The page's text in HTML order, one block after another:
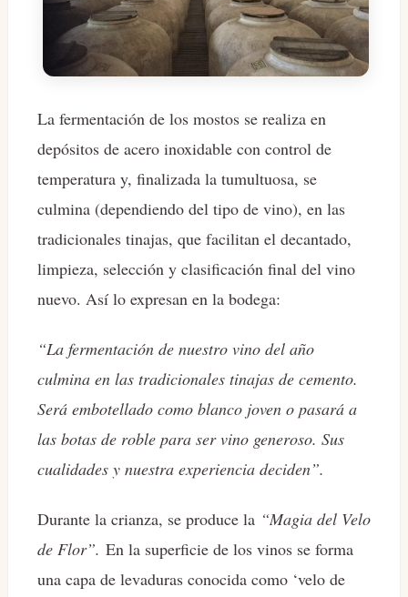
La fermentación de los mostos se realiza en
depósitos de acero inoxidable con control de
temperatura y, finalizada la tumultuosa, se
culmina (dependiendo del tipo de vino), en las
tradicionales tinajas, que facilitan el decantado,
limpieza, selección y clasificación final del vino
nuevo. Así lo expresan en la bodega:
“La fermentación de nuestro vino del año
culmina en las tradicionales tinajas de cemento.
Será embotellado como blanco joven o pasará a
las botas de roble para ser vino generoso. Sus
cualidades y nuestra experiencia deciden”.
Durante la crianza, se produce la “Magia del Velo
de Flor”. En la superficie de los vinos se forma
una capa de levaduras conocida como ‘velo de